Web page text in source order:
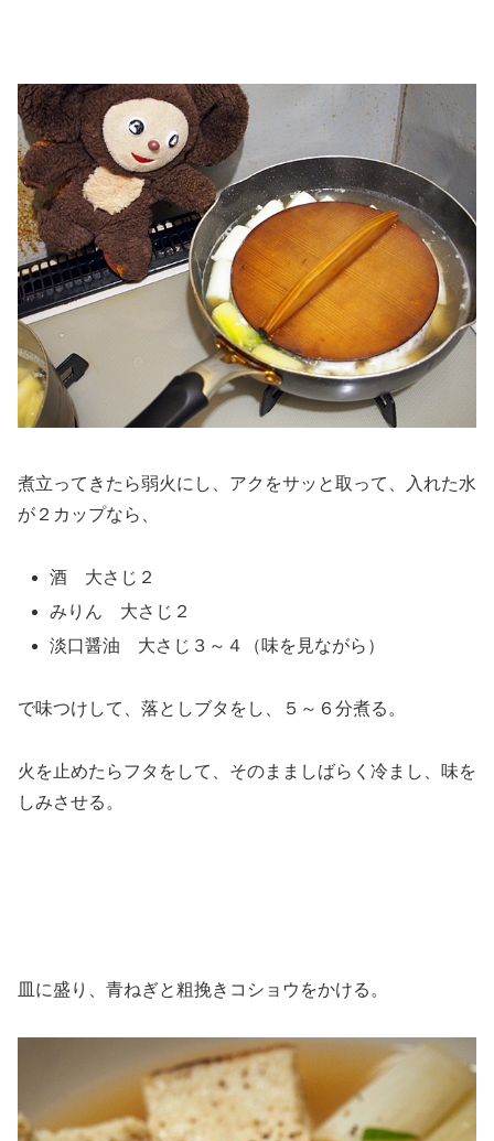
煮立ってきたら弱火にし、アクをサッと取って、入れた水
が２カップなら、
酒 大さじ２
みりん 大さじ２
淡口醤油 大さじ３～４（味を見ながら）
で味つけして、落としブタをし、５～６分煮る。
火を止めたらフタをして、そのまましばらく冷まし、味を
しみさせる。
皿に盛り、青ねぎと粗挽きコショウをかける。